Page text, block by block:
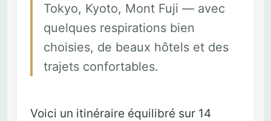
Tokyo, Kyoto, Mont Fuji — avec
quelques respirations bien
choisies, de beaux hôtels et des
trajets confortables.
Voici un itinéraire équilibré sur 14